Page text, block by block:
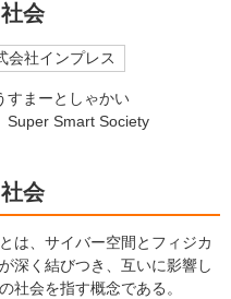
会
会社インプレス
すまーとしゃかい
Super Smart Society
会
は、サイバー空間とフィジカ
深く結びつき、互いに影響し
社会を指す概念である。